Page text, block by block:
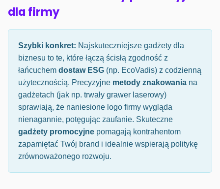
dla firmy
Szybki konkret: Najskuteczniejsze gadżety dla
biznesu to te, które łączą ścisłą zgodność z
łańcuchem dostaw ESG (np. EcoVadis) z codzienną
użytecznością. Precyzyjne metody znakowania na
gadżetach (jak np. trwały grawer laserowy)
sprawiają, że naniesione logo firmy wygląda
nienagannie, potęgując zaufanie. Skuteczne
gadżety promocyjne pomagają kontrahentom
zapamiętać Twój brand i idealnie wspierają politykę
zrównoważonego rozwoju.